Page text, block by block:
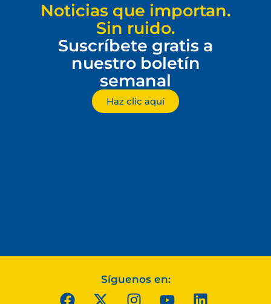
Noticias que importan.
Sin ruido.
Suscríbete gratis a
nuestro boletín
semanal
Haz clic aquí
Síguenos en: